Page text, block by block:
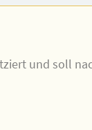
und soll